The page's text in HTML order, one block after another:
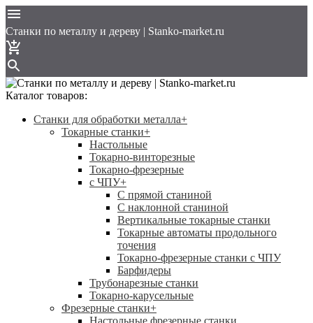
Cтанки по металлу и дереву | Stanko-market.ru
Каталог товаров:
Станки для обработки металла+
Токарные станки+
Настольные
Токарно-винторезные
Токарно-фрезерные
с ЧПУ+
С прямой станиной
C наклонной станиной
Вертикальные токарные станки
Токарные автоматы продольного
точения
Токарно-фрезерные станки с ЧПУ
Барфидеры
Трубонарезные станки
Токарно-карусельные
Фрезерные станки+
Настольные фрезерные станки